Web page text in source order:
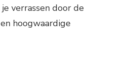
verrassen door de
hoogwaardige